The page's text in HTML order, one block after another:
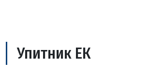
Упитник ЕК